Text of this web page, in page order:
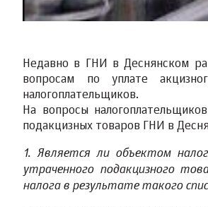
Недавно в ГНИ в Деснянском
вопросам по уплате
налогоплательщиков.
На вопросы
подакцизных товаров ГНИ в
1. Является ли объектом
утраченного подакцизного
налога в результате такого